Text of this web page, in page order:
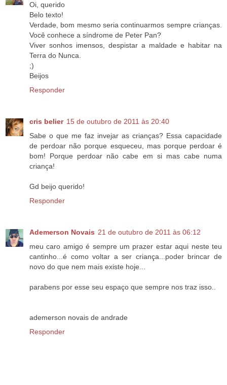
Oi, querido
Belo texto!
Verdade, bom mesmo seria continuarmos sempre crianças.
Você conhece a síndrome de Peter Pan?
Viver sonhos imensos, despistar a maldade e habitar na
Terra do Nunca.
;)
Beijos
Responder
cris belier 15 de outubro de 2011 às 20:40
Sabe o que me faz invejar as crianças? Essa capacidade
de perdoar não porque esqueceu, mas porque perdoar é
bom! Porque perdoar não cabe em si mas cabe numa
criança!
Gd beijo querido!
Responder
Ademerson Novais 21 de outubro de 2011 às 06:12
meu caro amigo é sempre um prazer estar aqui neste teu
cantinho...é como voltar a ser criança...poder brincar de
novo do que nem mais existe hoje...
parabens por esse seu espaço que sempre nos traz isso..
ademerson novais de andrade
Responder